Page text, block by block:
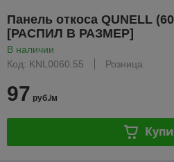
Панель откоса QUNELL
[РАСПИЛ В РАЗМЕР]
В наличии
Код: KNL0060.55
Розница
97 руб./м